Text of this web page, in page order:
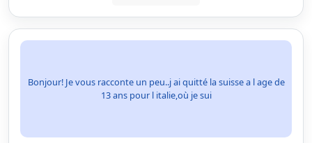
Bonjour! Je vous racconte un peu..j ai quitté la suisse a l age de
13 ans pour l italie,où je sui